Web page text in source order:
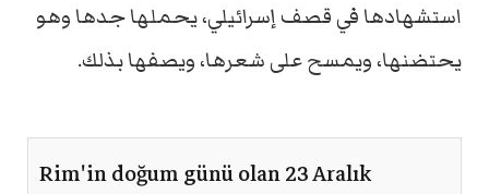
استشهادها في قصف إسرائيلي، يحملها جدها وهو
يحتضنها، ويمسح على شعرها، ويصفها بذلك.
Rim'in doğum günü olan 23 Aralık